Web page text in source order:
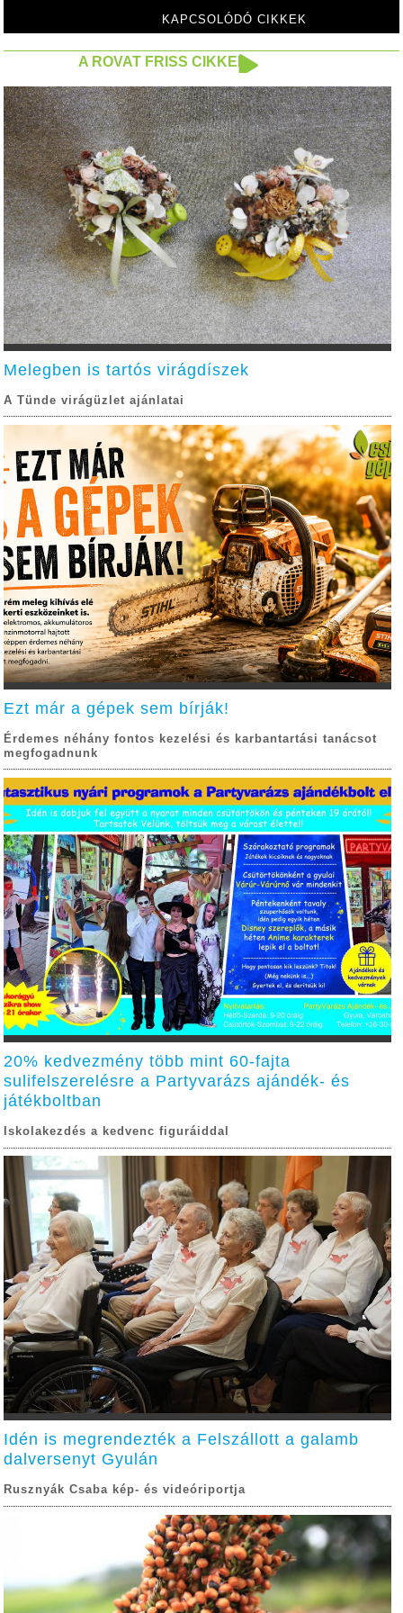
KAPCSOLÓDÓ CIKKEK
A ROVAT FRISS CIKKEI
Melegben is tartós virágdíszek
A Tünde virágüzlet ajánlatai
Ezt már a gépek sem bírják!
Érdemes néhány fontos kezelési és karbantartási tanácsot
megfogadnunk
20% kedvezmény több mint 60-fajta
sulifelszerelésre a Partyvarázs ajándék- és
játékboltban
Iskolakezdés a kedvenc figuráiddal
Idén is megrendezték a Felszállott a galamb
dalversenyt Gyulán
Rusznyák Csaba kép- és videóriportja